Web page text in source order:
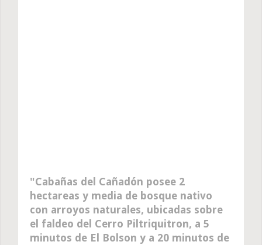
Cabañas del Cañadón posee 2
hectareas y media de bosque nativo
con arroyos naturales, ubicadas sobre
el faldeo del Cerro Piltriquitron, a 5
minutos de El Bolson y a 20 minutos de